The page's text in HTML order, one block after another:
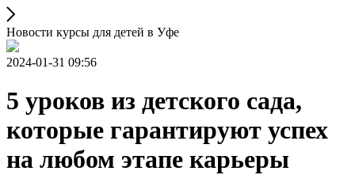
Новости курсы для детей в Уфе
2024-01-31 09:56
5 уроков из детского сада,
которые гарантируют успех
на любом этапе карьеры